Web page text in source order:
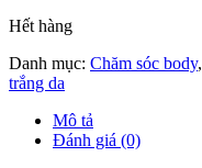
Hết hàng
Danh mục: Chăm sóc body,
trắng da
Mô tả
Đánh giá (0)